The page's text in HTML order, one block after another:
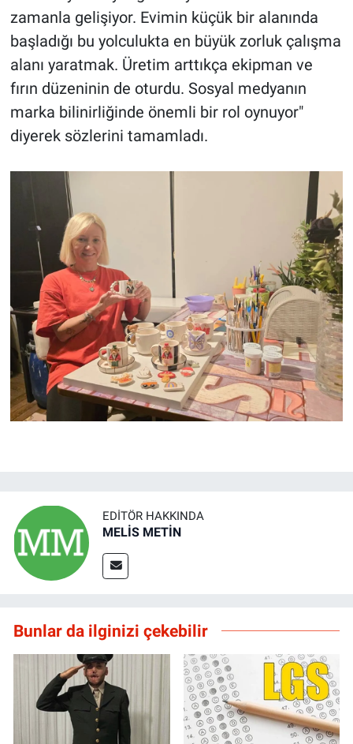
zamanla gelişiyor. Evimin küçük bir alanında
başladığı bu yolculukta en büyük zorluk çalışma
alanı yaratmak. Üretim arttıkça ekipman ve
fırın düzeninin de oturdu. Sosyal medyanın
marka bilinirliğinde önemli bir rol oynuyor"
diyerek sözlerini tamamladı.
EDITÖR HAKKINDA
MELİS METİN
Bunlar da ilginizi çekebilir